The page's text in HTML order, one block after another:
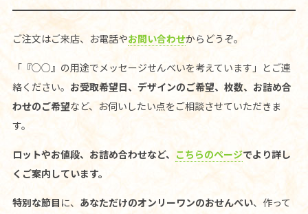
ご注文はご来店、お電話やお問い合わせからどうぞ。
「『○○』の用途でメッセージせんべいを考えています」とご連
絡ください。 お受取希望日、デザインのご希望、枚数、お詰め合
わせのご希望など、お伺いしたい点をご相談させていただきま
す。
ロットやお値段、お詰め合わせなど、 こちらのページでより詳し
くご案内しています。
特別な節目 に、 あなただけのオンリーワンのおせんべい、作って